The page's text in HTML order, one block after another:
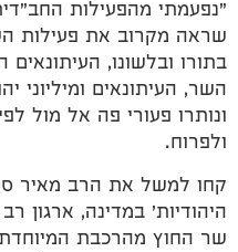
"נפעמתי מהפעילות
שראה מקרוב את פעילות
בתורו ובלשונו,
השר, העיתונאים
ונותרו פעורי פה אל מול
ולפרוח.
קחו למשל את הרב מאיר
היהודיות' במדינה, ארגון
שר החוץ מהרכבת המיוחדת